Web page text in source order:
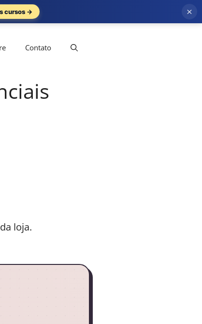
Contato
loja.
cursos → ×